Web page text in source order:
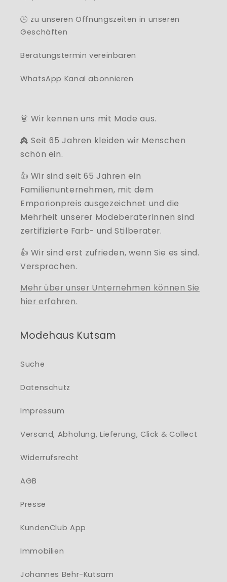
🕒 zu unseren Öffnungszeiten in unseren
Geschäften
Beratungstermin vereinbaren
WhatsApp Kanal abonnieren
👗 Wir kennen uns mit Mode aus.
👸 Seit 65 Jahren kleiden wir Menschen
schön ein.
👍 Wir sind seit 65 Jahren ein
Familienunternehmen, mit dem
Emporionpreis ausgezeichnet und die
Mehrheit unserer ModeberaterInnen sind
zertifizierte Farb- und Stilberater.
👍 Wir sind erst zufrieden, wenn Sie es sind.
Versprochen.
Mehr über unser Unternehmen können Sie
hier erfahren.
Modehaus Kutsam
Suche
Datenschutz
Impressum
Versand, Abholung, Lieferung, Click & Collect
Widerrufsrecht
AGB
Presse
KundenClub App
Immobilien
Johannes Behr-Kutsam